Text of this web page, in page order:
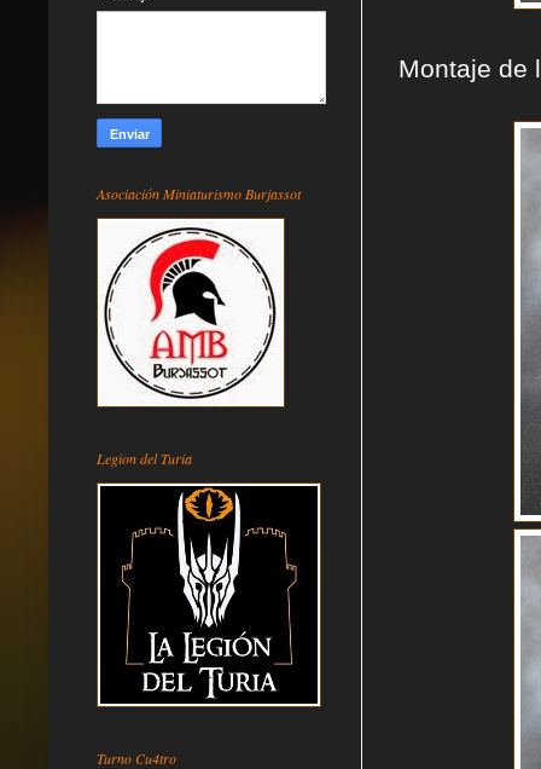
Montaje de
Asociación Miniaturismo Burjassot
Legion del Turia
Turno Cu4tro